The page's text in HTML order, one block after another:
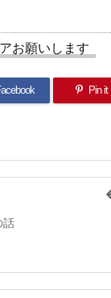
お願いします
Pin it
話